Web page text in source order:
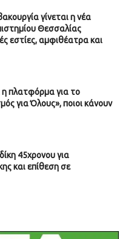
γίνεται η νέα
Θεσσαλίας
εστίες, αμφιθέατρα και
η πλατφόρμα για το
για Όλους», ποιοι κάνουν
45χρονου για
και επίθεση σε